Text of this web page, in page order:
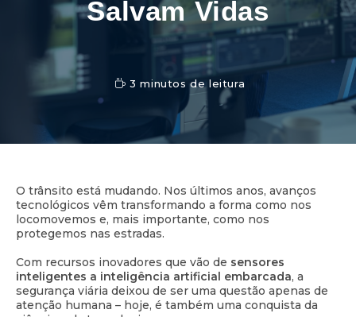
Salvam Vidas
3 minutos de leitura
O trânsito está mudando. Nos últimos anos, avanços
tecnológicos vêm transformando a forma como nos
locomovemos e, mais importante, como nos
protegemos nas estradas.
Com recursos inovadores que vão de sensores
inteligentes a inteligência artificial embarcada, a
segurança viária deixou de ser uma questão apenas de
atenção humana – hoje, é também uma conquista da